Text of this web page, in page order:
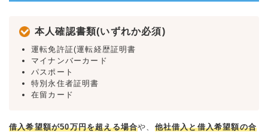
本人確認書類(いずれか必須)
運転免許証(運転経歴証明書
マイナンバーカード
パスポート
特別永住者証明書
在留カード
借入希望額が50万円を超える場合や、 他社借入と借入希望額の合